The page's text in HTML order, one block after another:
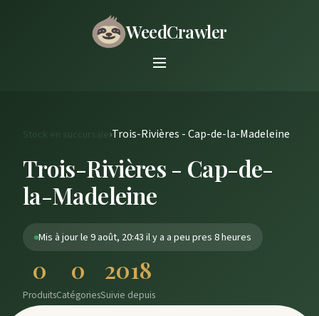
WeedCrawler
Stock en succursale ›Trois-Rivières - Cap-de-la-Madeleine
Trois-Rivières - Cap-de-
la-Madeleine
Mis à jour le 9 août, 20:43 il y a a peu pres 8 heures
0
Produits
0
Catégories
2018
Suivie depuis